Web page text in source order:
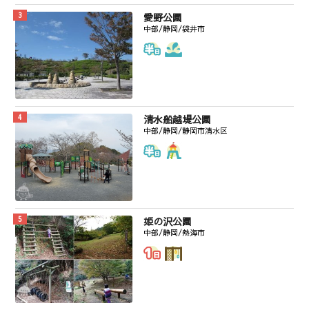
愛野公園
中部/静岡/袋井市
清水船越堤公園
中部/静岡/静岡市清水区
姫の沢公園
中部/静岡/熱海市